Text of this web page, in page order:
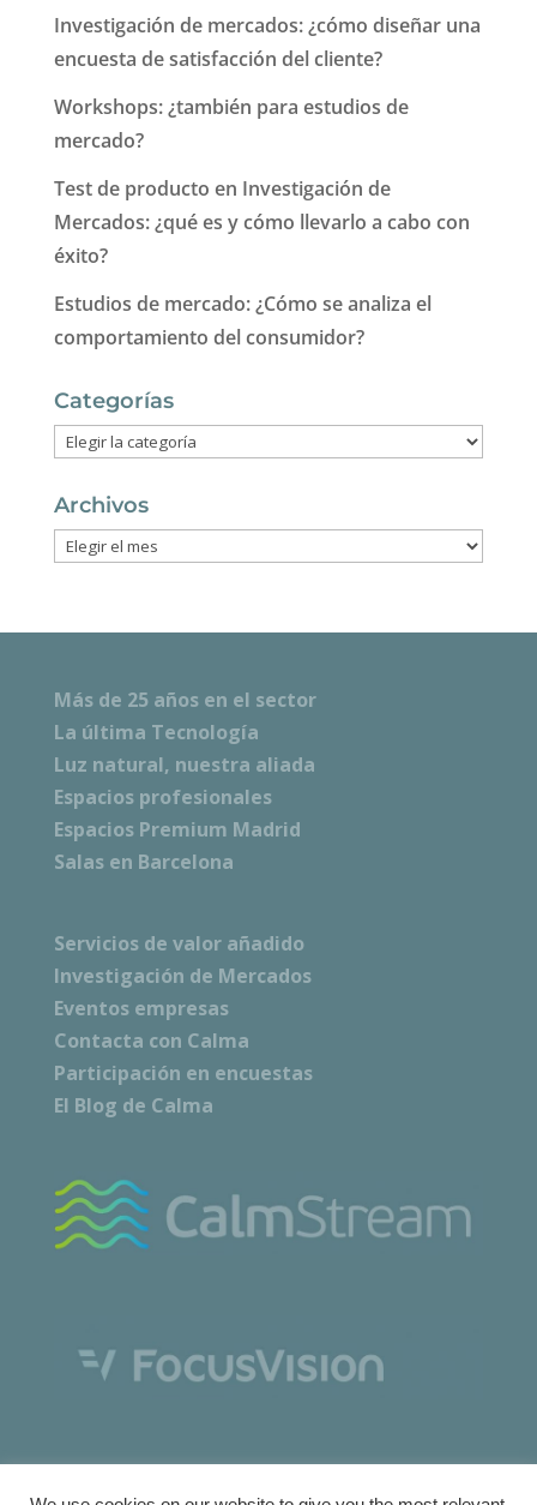
Investigación de mercados: ¿cómo diseñar una
encuesta de satisfacción del cliente?
Workshops: ¿también para estudios de
mercado?
Test de producto en Investigación de
Mercados: ¿qué es y cómo llevarlo a cabo con
éxito?
Estudios de mercado: ¿Cómo se analiza el
comportamiento del consumidor?
Categorías
Categorías
Archivos
Archivos
Más de 25 años en el sector
La última Tecnología
Luz natural, nuestra aliada
Espacios profesionales
Espacios Premium Madrid
Salas en Barcelona
Servicios de valor añadido
Investigación de Mercados
Eventos empresas
Contacta con Calma
Participación en encuestas
El Blog de Calma